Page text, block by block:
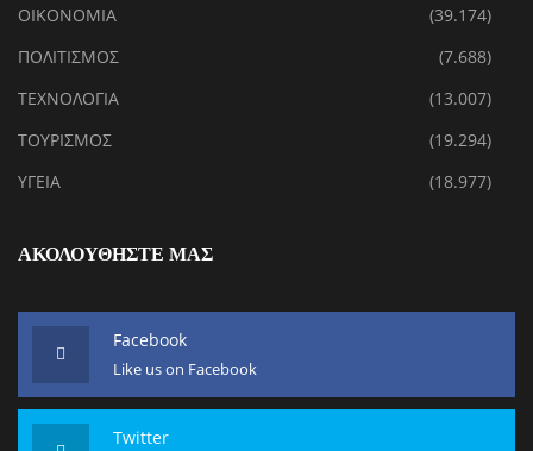
ΟΙΚΟΝΟΜΙΑ
(39.174)
ΠΟΛΙΤΙΣΜΟΣ
(7.688)
ΤΕΧΝΟΛΟΓΙΑ
(13.007)
ΤΟΥΡΙΣΜΟΣ
(19.294)
ΥΓΕΙΑ
(18.977)
ΑΚΟΛΟΥΘΗΣΤΕ ΜΑΣ
Facebook
Like us on Facebook
Twitter